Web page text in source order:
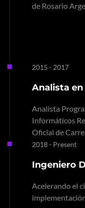
de Rosario
2015 - 2017
Analista
Analista
Informáticos
Oficial de
2018 - Present
Ingeniero
Acelerando el